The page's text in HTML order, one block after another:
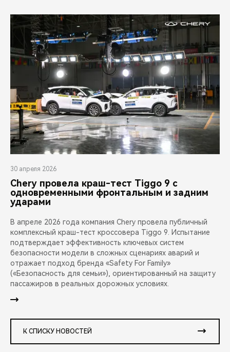
30 апреля 2026
Chery провела краш-тест Tiggo 9 с
одновременными фронтальным и задним
ударами
В апреле 2026 года компания Chery провела публичный
комплексный краш-тест кроссовера Tiggo 9. Испытание
подтверждает эффективность ключевых систем
безопасности модели в сложных сценариях аварий и
отражает подход бренда «Safety For Family»
(«Безопасность для семьи»), ориентированный на защиту
пассажиров в реальных дорожных условиях.
К СПИСКУ НОВОСТЕЙ